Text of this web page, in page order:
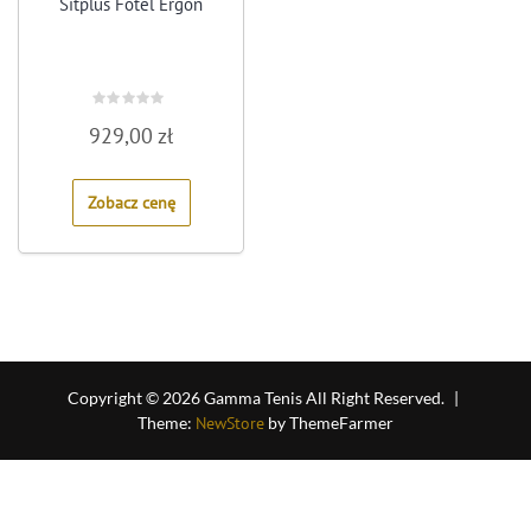
0
out
5
929,00zł
Zobacz cenę
Copyright © 2026 Gamma Tenis All Right Reserved. |
Theme: NewStore by ThemeFarmer